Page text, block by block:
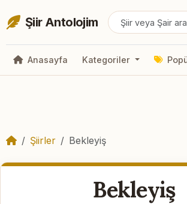
Şiir Antolojim
Anasayfa Kategoriler
Şiirler Bekleyiş
Bekleyiş